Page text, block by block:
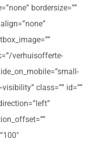
bordersize=””
verhuisofferte-
class=”” id=””